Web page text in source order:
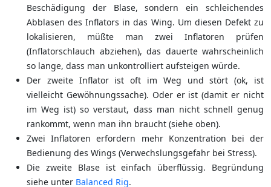
Beschädigung der Blase, sondern ein schleichendes
Abblasen des Inflators in das Wing. Um diesen Defekt zu
lokalisieren, müßte man zwei Inflatoren prüfen
(Inflatorschlauch abziehen), das dauerte wahrscheinlich
so lange, dass man unkontrolliert aufsteigen würde.
Der zweite Inflator ist oft im Weg und stört (ok, ist
vielleicht Gewöhnungssache). Oder er ist (damit er nicht
im Weg ist) so verstaut, dass man nicht schnell genug
rankommt, wenn man ihn braucht (siehe oben).
Zwei Inflatoren erfordern mehr Konzentration bei der
Bedienung des Wings (Verwechslungsgefahr bei Stress).
Die zweite Blase ist einfach überflüssig. Begründung
siehe unter Balanced Rig.